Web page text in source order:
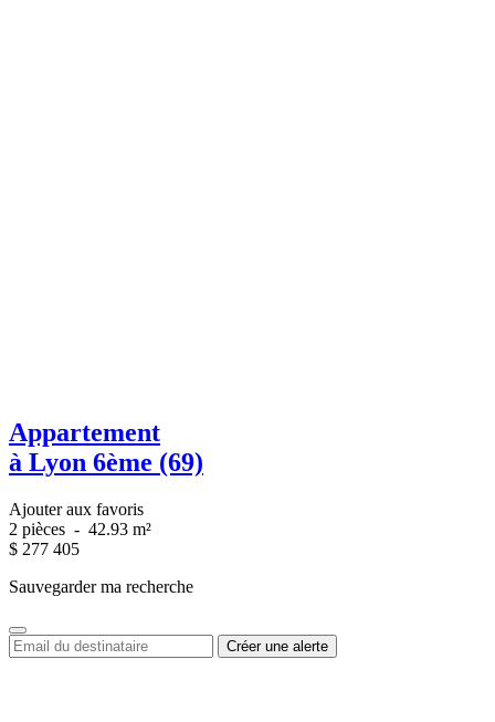
Appartement
à Lyon 6ème (69)
Ajouter aux favoris
2 pièces - 42.93 m²
$ 277 405
Sauvegarder ma recherche